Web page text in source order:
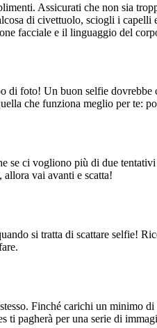
Assicurati che non sia
di civettuolo, sciogli i
facciale e il linguaggio del
di foto! Un buon selfie
che funziona meglio per te:
se ci vogliono più di due
allora vai avanti e scatta!
si tratta di scattare selfie!
Finché carichi un minimo
ti pagherà per una serie di